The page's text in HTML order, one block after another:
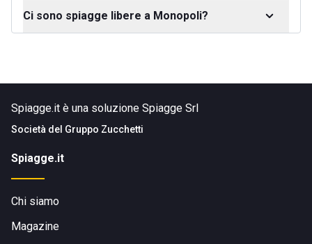
Ci sono spiagge libere a Monopoli?
Spiagge.it è una soluzione Spiagge Srl
Società del Gruppo Zucchetti
Spiagge.it
Chi siamo
Magazine